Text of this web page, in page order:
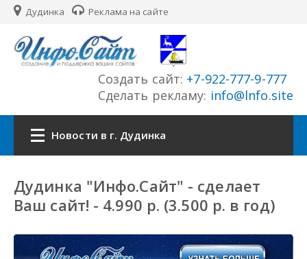
Дудинка Реклама на сайте
Создать сайт: +7-922-777-9-777
Сделать рекламу: info@lnfo.site
Новости в г. Дудинка
Новости г. Дудинка
Сайты города
Дудинка "Инфо.Сайт" - сделает
Ваш сайт! - 4.990 р. (3.500 р. в год)